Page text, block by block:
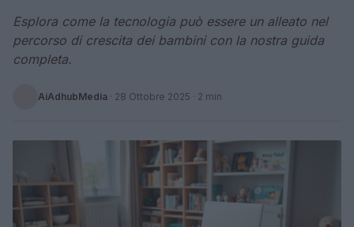
Esplora come la tecnologia può essere un alleato nel
percorso di crescita dei bambini con la nostra guida
completa.
AiAdhubMedia · 28 Ottobre 2025 · 2 min